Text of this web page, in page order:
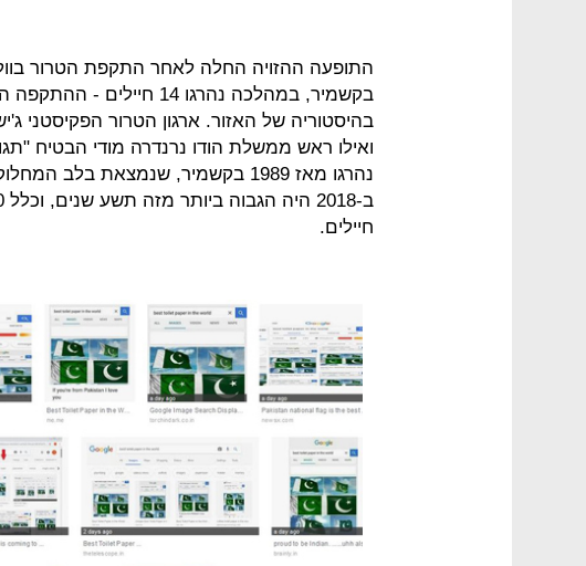
התופעה ההזויה החלה לאחר התקפת הטרור
בקשמיר, במהלכה נהרגו 14
בהיסטוריה של האזור. ארגון הטרור הפקיסטני
נהרגו מאז 1989 בקשמיר, שנמצאת
חיילים.